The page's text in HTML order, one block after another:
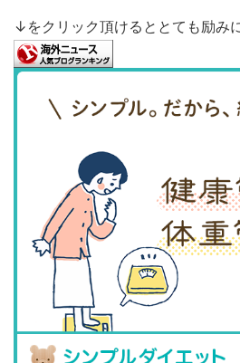
↓をクリック頂けるととても励み